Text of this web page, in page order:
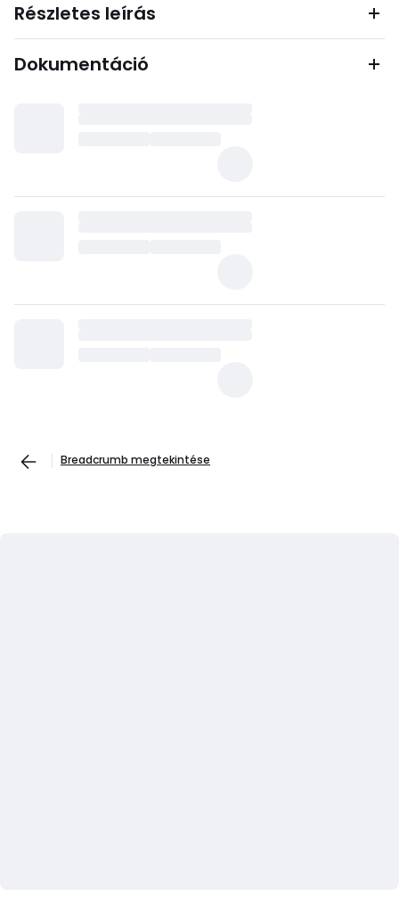
Részletes leírás
Dokumentáció
Breadcrumb megtekintése